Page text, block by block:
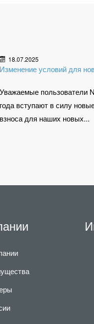
18.07.2025
Изменение условий для
Уважаемые пользователи
года вступают в силу
взноса для наших новых...